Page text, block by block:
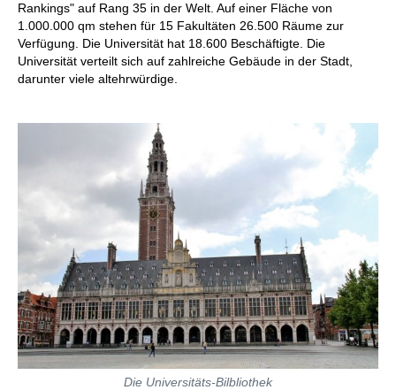
Rankings" auf Rang 35 in der Welt. Auf einer Fläche von
1.000.000 qm stehen für 15 Fakultäten 26.500 Räume zur
Verfügung. Die Universität hat 18.600 Beschäftigte. Die
Universität verteilt sich auf zahlreiche Gebäude in der Stadt,
darunter viele altehrwürdige.
Die Universitäts-Bilbliothek